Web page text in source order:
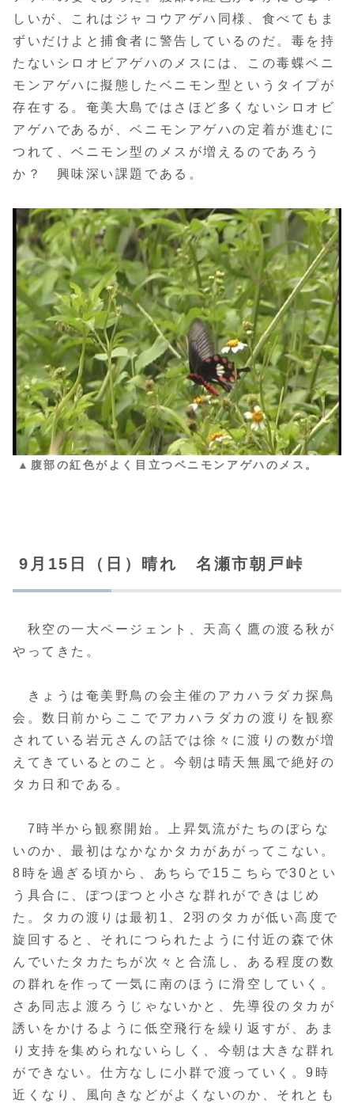
しいが、これはジャコウアゲハ同様、食べてもま
ずいだけよと捕食者に警告しているのだ。毒を持
たないシロオビアゲハのメスには、この毒蝶ベニ
モンアゲハに擬態したベニモン型というタイプが
存在する。奄美大島ではさほど多くないシロオビ
アゲハであるが、ベニモンアゲハの定着が進むに
つれて、ベニモン型のメスが増えるのであろう
か？ 興味深い課題である。
▲腹部の紅色がよく目立つベニモンアゲハのメス。
9月15日（日）晴れ 名瀬市朝戸峠
秋空の一大ページェント、天高く鷹の渡る秋が
やってきた。
きょうは奄美野鳥の会主催のアカハラダカ探鳥
会。数日前からここでアカハラダカの渡りを観察
されている岩元さんの話では徐々に渡りの数が増
えてきているとのこと。今朝は晴天無風で絶好の
タカ日和である。
7時半から観察開始。上昇気流がたちのぼらな
いのか、最初はなかなかタカがあがってこない。
8時を過ぎる頃から、あちらで15こちらで30とい
う具合に、ぽつぽつと小さな群れができはじめ
た。タカの渡りは最初1、2羽のタカが低い高度で
旋回すると、それにつられたように付近の森で休
んでいたタカたちが次々と合流し、ある程度の数
の群れを作って一気に南のほうに滑空していく。
さあ同志よ渡ろうじゃないかと、先導役のタカが
誘いをかけるように低空飛行を繰り返すが、あま
り支持を集められないらしく、今朝は大きな群れ
ができない。仕方なしに小群で渡っていく。9時
近くなり、風向きなどがよくないのか、それとも